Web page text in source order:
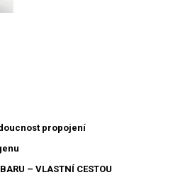
propojení
– VLASTNÍ CESTOU